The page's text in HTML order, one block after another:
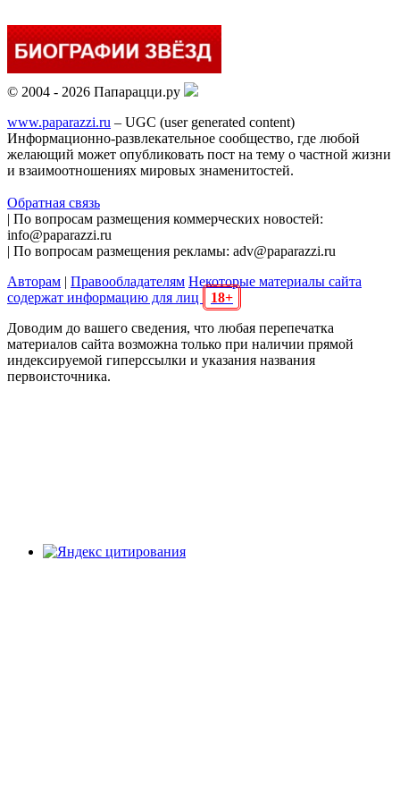
© 2004 - 2026 Папарацци.ру
www.paparazzi.ru – UGC (user generated content)
Информационно-развлекательное сообщество, где любой
желающий может опубликовать пост на тему о частной жизни
и взаимоотношениях мировых знаменитостей.
Обратная связь
| По вопросам размещения коммерческих новостей:
info@paparazzi.ru
| По вопросам размещения рекламы: adv@paparazzi.ru
Авторам | Правообладателям Некоторые материалы сайта
содержат информацию для лиц
18+
Доводим до вашего сведения, что любая перепечатка
материалов сайта возможна только при наличии прямой
индексируемой гиперссылки и указания названия
первоисточника.